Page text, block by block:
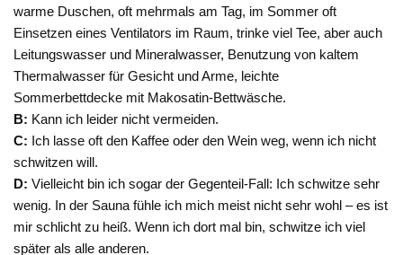
warme Duschen, oft mehrmals am Tag, im Sommer oft
Einsetzen eines Ventilators im Raum, trinke viel Tee, aber auch
Leitungswasser und Mineralwasser, Benutzung von kaltem
Thermalwasser für Gesicht und Arme, leichte
Sommerbettdecke mit Makosatin-Bettwäsche.
B: Kann ich leider nicht vermeiden.
C: Ich lasse oft den Kaffee oder den Wein weg, wenn ich nicht
schwitzen will.
D: Vielleicht bin ich sogar der Gegenteil-Fall: Ich schwitze sehr
wenig. In der Sauna fühle ich mich meist nicht sehr wohl – es ist
mir schlicht zu heiß. Wenn ich dort mal bin, schwitze ich viel
später als alle anderen.